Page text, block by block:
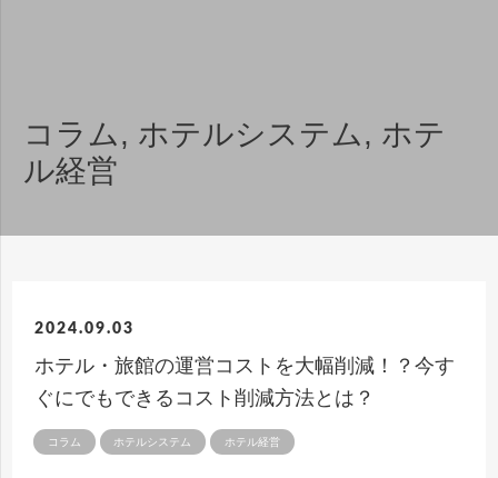
コラム, ホテルシステム, ホテ
ル経営
2024.09.03
ホテル・旅館の運営コストを大幅削減！？今す
ぐにでもできるコスト削減方法とは？
コラム ホテルシステム ホテル経営